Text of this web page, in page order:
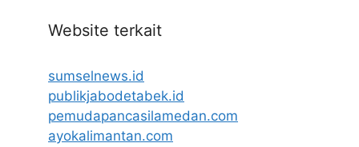
Website terkait
sumselnews.id
publikjabodetabek.id
pemudapancasilamedan.com
ayokalimantan.com